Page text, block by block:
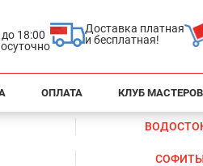
18:00
Доставка платная
и бесплатная!
ОПЛАТА КЛУБ МАСТЕРОВ